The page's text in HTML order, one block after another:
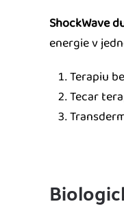
ShockWave
energie v
Terapiu
Tecar